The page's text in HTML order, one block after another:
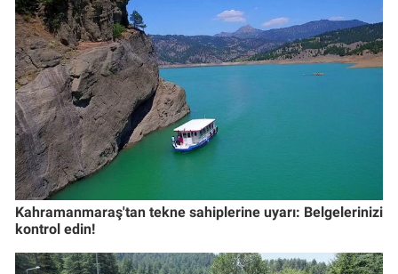
Kahramanmaraş'tan tekne sahiplerine uyarı: Belgelerinizi
kontrol edin!